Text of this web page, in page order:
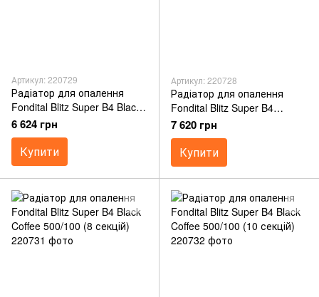
Артикул: 220729
Радіатор для опалення
Fondital Blitz Super B4 Black
Coffee 500/100 (6 секцій)
6 624 грн
Купити
Артикул: 220728
Радіатор для опалення
Fondital Blitz Super B4
500/100 (10 секцій)
7 620 грн
Купити